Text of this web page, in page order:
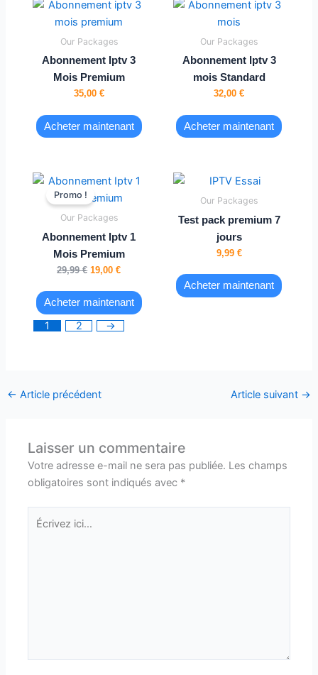
Our Packages
Abonnement Iptv 3
Mois Premium
35,00 €
Acheter maintenant
Our Packages
Abonnement Iptv 3
mois Standard
32,00€
Acheter maintenant
Promo !
Our Packages
Abonnement Iptv 1
Mois Premium
29,99€
Le
initial
était :
29,99 €.
19,00€
Le
actuel
Acheter maintenant
Our Packages
Test pack premium 7
jours
9,99 €
Acheter maintenant
1 2 →
← Article précédent Article suivant →
Laisser un commentaire
Votre adresse e-mail ne sera pas publiée. Les champs
obligatoires sont indiqués avec *
Écrivez
ici…